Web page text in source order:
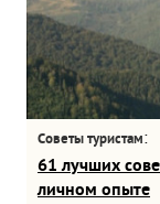
Советы туристам:
61 лучших
личном опыте